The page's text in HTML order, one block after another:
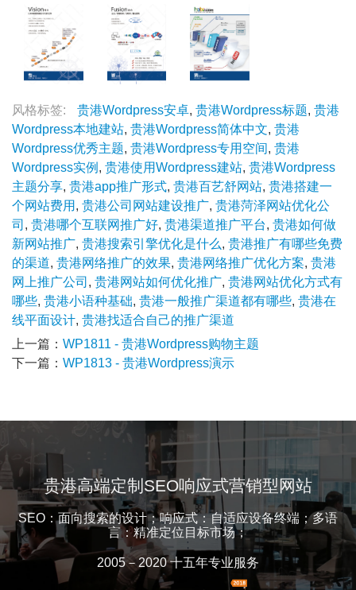
风格标签: 贵港Wordpress安卓, 贵港Wordpress标题, 贵港
Wordpress本地建站, 贵港Wordpress简体中文, 贵港
Wordpress优秀主题, 贵港Wordpress专用空间, 贵港
Wordpress实例 , 贵港使用Wordpress建站, 贵港Wordpress
主题分享, 贵港app推广形式, 贵港百艺舒网站, 贵港搭建一
个网站费用 , 贵港公司网站建设推广, 贵港菏泽网站优化公
司 , 贵港哪个互联网推广好, 贵港渠道推广平台, 贵港如何做
新网站推广, 贵港搜索引擎优化是什么, 贵港推广有哪些免费
的渠道, 贵港网络推广的效果, 贵港网络推广优化方案, 贵港
网上推广公司 , 贵港网站如何优化推广, 贵港网站优化方式有
哪些, 贵港小语种基础, 贵港一般推广渠道都有哪些, 贵港在
线平面设计, 贵港找适合自己的推广渠道
上一篇： WP1811 - 贵港Wordpress购物主题
下一篇： WP1813 - 贵港Wordpress演示
贵港高端定制SEO响应式营销型网站
SEO：面向搜索的设计；响应式：自适应设备终端；多语
言：精准定位目标市场；
2005－2020 十五年专业服务